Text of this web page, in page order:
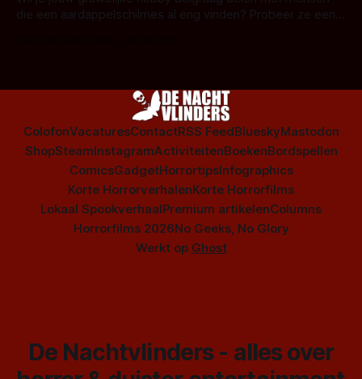
die een aardappelschilmes al eng vinden? Probeer ze eens
ColofonVacaturesContactRSS FeedBlueskyMastodon
ShopSteamInstagramActiviteitenBoekenBordspellen
ComicsGadgetHorrortipsInfographics
Korte HorrorverhalenKorte Horrorfilms
Lokaal SpookverhaalPremium artikelenColumns
Horrorfilms 2026No Geeks, No Glory
Werkt op Ghost
De Nachtvlinders - alles over